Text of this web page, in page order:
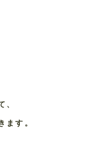
、
ます。